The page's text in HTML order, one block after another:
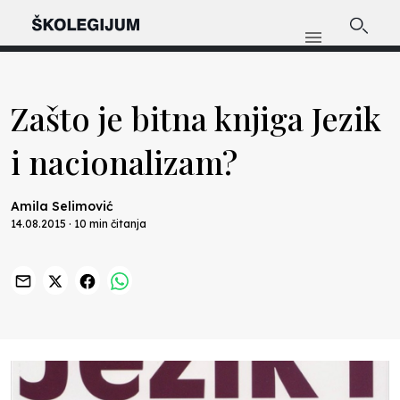
Zašto je bitna knjiga Jezik
i nacionalizam?
Amila Selimović
14.08.2015 · 10 min čitanja